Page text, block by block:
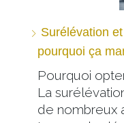
Surélévation
pourquoi ça
Pourquoi
La
de nombreux